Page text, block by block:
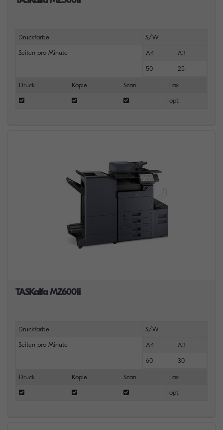
Druckfarbe S/W
Seiten pro Minute A4 A3
50 25
Druck Kopie Scan Fax
opt.
TASKalfa MZ6001i
Druckfarbe S/W
Seiten pro Minute A4 A3
60 30
Druck Kopie Scan Fax
opt.